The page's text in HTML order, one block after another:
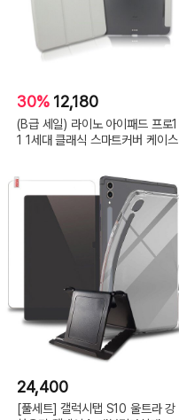
30% 12,180
(B급 세일) 라이노 아이패드 프로1
1 1세대 클래식 스마트커버 케이스
24,400
[풀세트] 갤럭시탭 S10 울트라 강